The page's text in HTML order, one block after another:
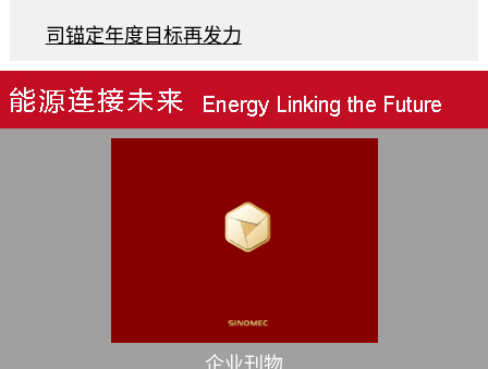
司锚定年度目标再发力